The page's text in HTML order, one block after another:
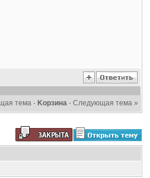
тема· Kорзина· Следующая тема »